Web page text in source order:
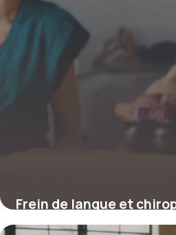
Frein de langue et
comprendre et